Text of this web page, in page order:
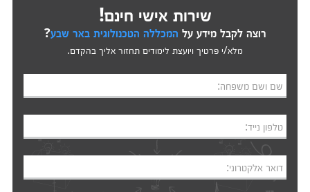
שירות אישי חינם!
רוצה לקבל מידע על המכללה הטכנולוגית באר שבע?
מלא/י פרטיך ויועצת לימודים תחזור אליך בהקדם.
שם ושם משפחה:
טלפון נייד:
דואר אלקטרוני: